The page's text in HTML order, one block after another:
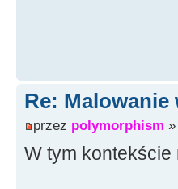
Re: Malowanie
przez polymorphism
W tym